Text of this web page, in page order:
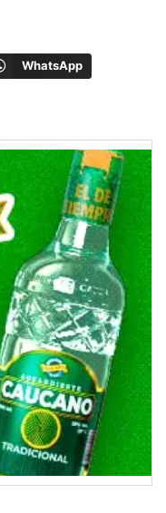
WhatsApp